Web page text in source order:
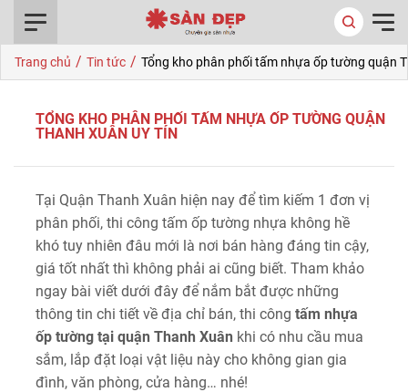
Trang chủ / Tin tức / Tổng kho phân phối tấm nhựa ốp tường quận
TỔNG KHO PHÂN PHỐI TẤM NHỰA ỐP TƯỜNG QUẬN
THANH XUÂN UY TÍN
Tại Quận Thanh Xuân hiện nay để tìm kiếm 1 đơn vị
phân phối, thi công tấm ốp tường nhựa không hề
khó tuy nhiên đâu mới là nơi bán hàng đáng tin cậy,
giá tốt nhất thì không phải ai cũng biết. Tham khảo
ngay bài viết dưới đây để nắm bắt được những
thông tin chi tiết về địa chỉ bán, thi công tấm nhựa
ốp tường tại quận Thanh Xuân khi có nhu cầu mua
sắm, lắp đặt loại vật liệu này cho không gian gia
đình, văn phòng, cửa hàng… nhé!